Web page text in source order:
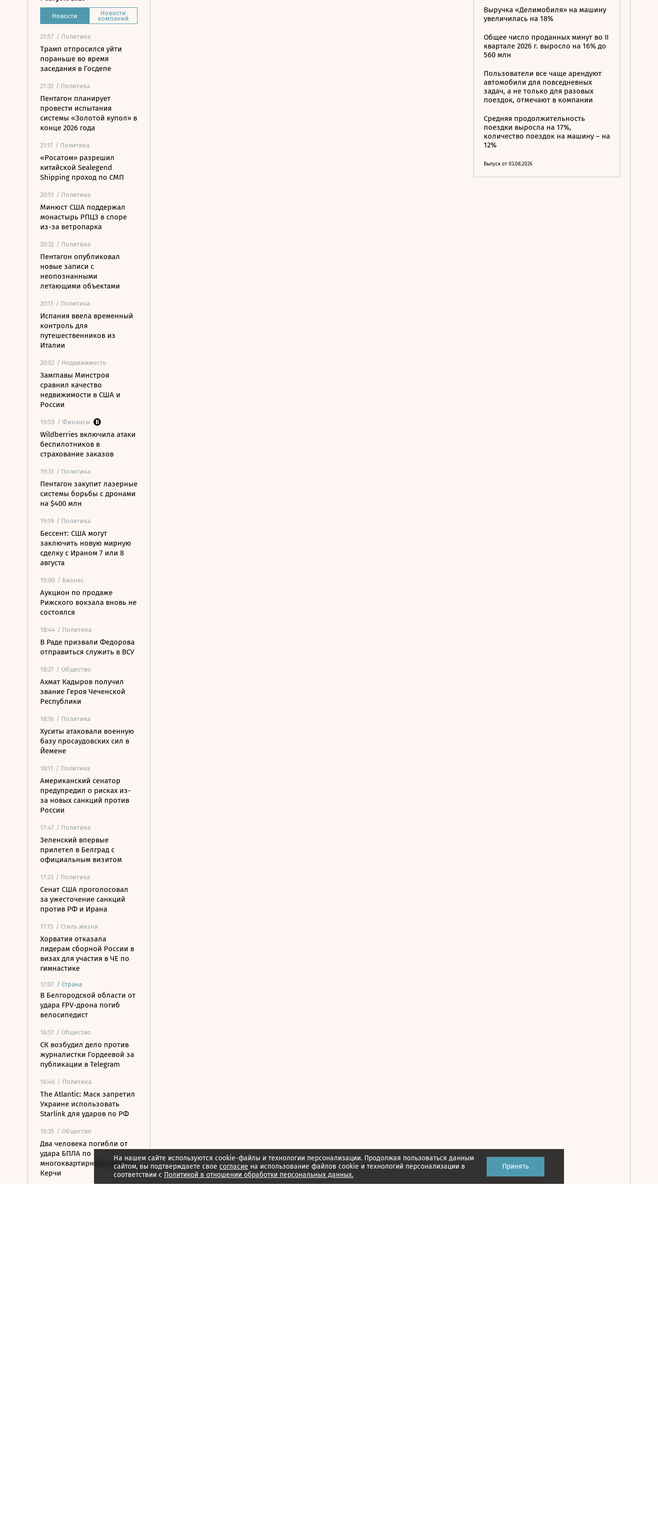
Новости Новости
компаний
21:57 / Политика
Трамп отпросился уйти
пораньше во время
заседания в Госдепе
21:32 / Политика
Пентагон планирует
провести испытания
системы «Золотой купол» в
конце 2026 года
21:17 / Политика
«Росатом» разрешил
китайской Sealegend
Shipping проход по СМП
20:51 / Политика
Минюст США поддержал
монастырь РПЦЗ в споре
из-за ветропарка
20:32 / Политика
Пентагон опубликовал
новые записи с
неопознанными
летающими объектами
20:11 / Политика
Испания ввела временный
контроль для
путешественников из
Италии
20:02 / Недвижимость
Замглавы Минстроя
сравнил качество
недвижимости в США и
России
19:55 / Финансы
Wildberries включила атаки
беспилотников в
страхование заказов
19:31 / Политика
Пентагон закупит лазерные
системы борьбы с дронами
на $400 млн
19:19 / Политика
Бессент: США могут
заключить новую мирную
сделку с Ираном 7 или 8
августа
19:00 / Бизнес
Аукцион по продаже
Рижского вокзала вновь не
состоялся
18:44 / Политика
В Раде призвали Федорова
отправиться служить в ВСУ
18:27 / Общество
Ахмат Кадыров получил
звание Героя Чеченской
Республики
18:16 / Политика
Хуситы атаковали военную
базу просаудовских сил в
Йемене
18:11 / Политика
Американский сенатор
предупредил о рисках из-
за новых санкций против
России
17:47 / Политика
Зеленский впервые
прилетел в Белград с
официальным визитом
17:23 / Политика
Сенат США проголосовал
за ужесточение санкций
против РФ и Ирана
17:15 / Стиль жизни
Хорватия отказала
лидерам сборной России в
визах для участия в ЧЕ по
гимнастике
17:07 / Страна
В Белгородской области от
удара FPV-дрона погиб
велосипедист
16:51 / Общество
СК возбудил дело против
журналистки Гордеевой за
публикации в Telegram
16:46 / Политика
The Atlantic: Маск запретил
Украине использовать
Starlink для ударов по РФ
16:35 / Общество
Два человека погибли от
удара БПЛА по
многоквартирному дому в
Керчи
Выручка «Делимобиля» на машину
увеличилась на 18%
Общее число проданных минут во II
квартале 2026 г. выросло на 16% до
560 млн
Пользователи все чаще арендуют
автомобили для повседневных
задач, а не только для разовых
поездок, отмечают в компании
Средняя продолжительность
поездки выросла на 17%,
количество поездок на машину – на
12%
Выпуск от 03.08.2026
На нашем сайте используются cookie-файлы и технологии персонализации. Продолжая пользоваться данным
сайтом, вы подтверждаете свое согласие на использование файлов cookie и технологий персонализации в
соответствии с Политикой в отношении обработки персональных данных.
Принять